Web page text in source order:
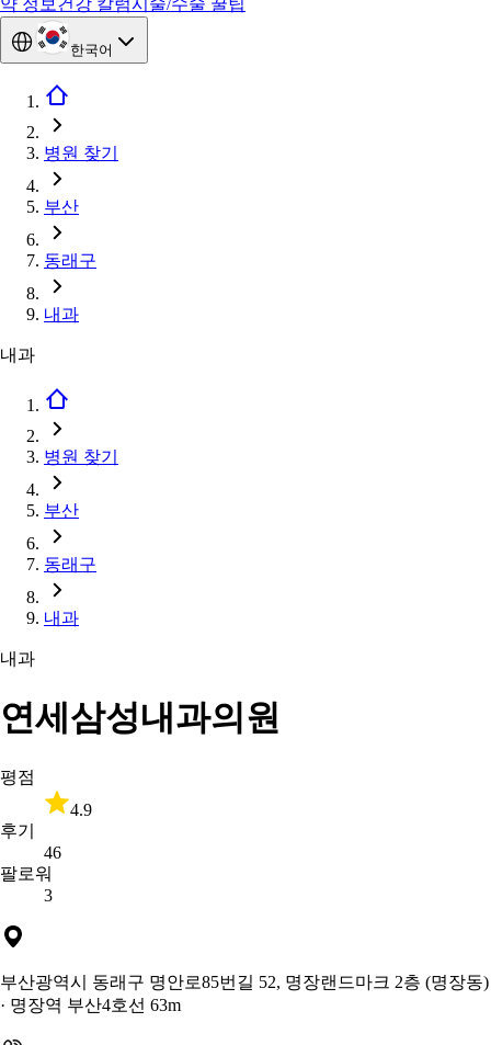
약 정보 건강 칼럼시술/수술 꿀팁
한국어
병원 찾기
부산
동래구
내과
내과
병원 찾기
부산
동래구
내과
내과
연세삼성내과의원
평점
4.9
후기
46
팔로워
3
부산광역시 동래구 명안로85번길 52, 명장랜드마크 2층 (명장동)
· 명장역 부산4호선 63m